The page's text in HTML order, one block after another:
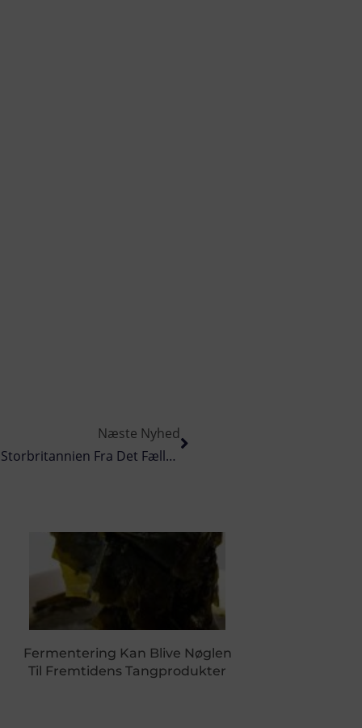
Næste Nyhed
EU-Parlamentariker Kræver Udelukkelse Af Storbritannien Fra Det Fælles EU-Marked
Fermentering Kan Blive Nøglen
Til Fremtidens Tangprodukter